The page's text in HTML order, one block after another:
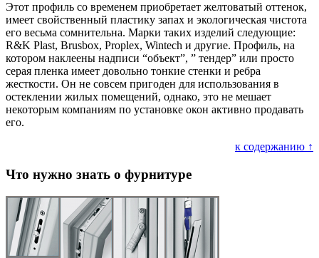
Этот профиль со временем приобретает желтоватый оттенок,
имеет свойственный пластику запах и экологическая чистота
его весьма сомнительна. Марки таких изделий следующие:
R&K Plast, Brusbox, Proplex, Wintech и другие. Профиль, на
котором наклеены надписи “объект”, ” тендер” или просто
серая пленка имеет довольно тонкие стенки и ребра
жесткости. Он не совсем пригоден для использования в
остеклении жилых помещений, однако, это не мешает
некоторым компаниям по установке окон активно продавать
его.
к содержанию ↑
Что нужно знать о фурнитуре